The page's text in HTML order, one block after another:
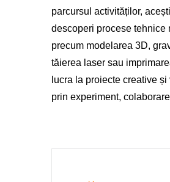
parcursul activităților,
descoperi procese tehnice
precum modelarea 3D,
tăierea laser sau
lucra la proiecte creative și
prin experiment,